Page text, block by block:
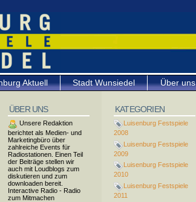
Über uns
Stadt Wunsiedel
Aktuell
KATEGORIEN
Luisenburg Festspiele
2008
Luisenburg Festspiele
2009
Luisenburg Festspiele
2010
Luisenburg Festspiele
2011
ÜBER UNS
Unsere Redaktion
berichtet als Medien- und
Marketingbüro über
zahlreiche Events für
Radiostationen. Einen Teil
der Beiträge stellen wir
auch mit Loudblogs zum
diskutieren und zum
downloaden bereit.
Interactive Radio - Radio
zum Mitmachen